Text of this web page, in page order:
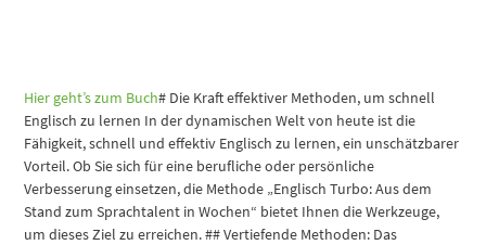
Hier geht’s zum Buch# Die Kraft effektiver Methoden, um schnell
Englisch zu lernen In der dynamischen Welt von heute ist die
Fähigkeit, schnell und effektiv Englisch zu lernen, ein unschätzbarer
Vorteil. Ob Sie sich für eine berufliche oder persönliche
Verbesserung einsetzen, die Methode „Englisch Turbo: Aus dem
Stand zum Sprachtalent in Wochen“ bietet Ihnen die Werkzeuge,
um dieses Ziel zu erreichen. ## Vertiefende Methoden: Das